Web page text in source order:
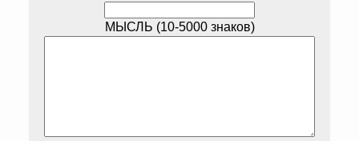
МЫСЛЬ (10-5000 знаков)